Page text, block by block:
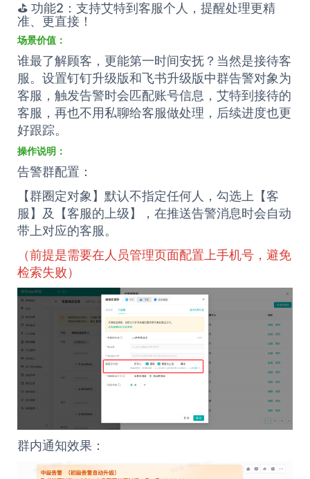
⛳️ 功能2：支持艾特到客服个人，提醒处理更精
准、更直接！
场景价值：
谁最了解顾客，更能第一时间安抚？当然是接待客
服。设置钉钉升级版和飞书升级版中群告警对象为
客服，触发告警时会匹配账号信息，艾特到接待的
客服，再也不用私聊给客服做处理，后续进度也更
好跟踪。
操作说明：
告警群配置：
【群圈定对象】默认不指定任何人，勾选上【客
服】及【客服的上级】，在推送告警消息时会自动
带上对应的客服。
（前提是需要在人员管理页面配置上手机号，避免
检索失败）
群内通知效果：